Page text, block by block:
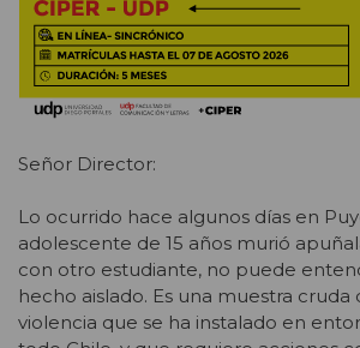
Señor Director:
Lo ocurrido hace algunos días en
adolescente de 15 años murió
con otro estudiante, no puede
hecho aislado. Es una muestra cruda
violencia que se ha instalado en